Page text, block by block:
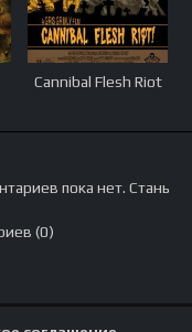
Cannibal Flesh Riot
пока нет. Стань
(0)